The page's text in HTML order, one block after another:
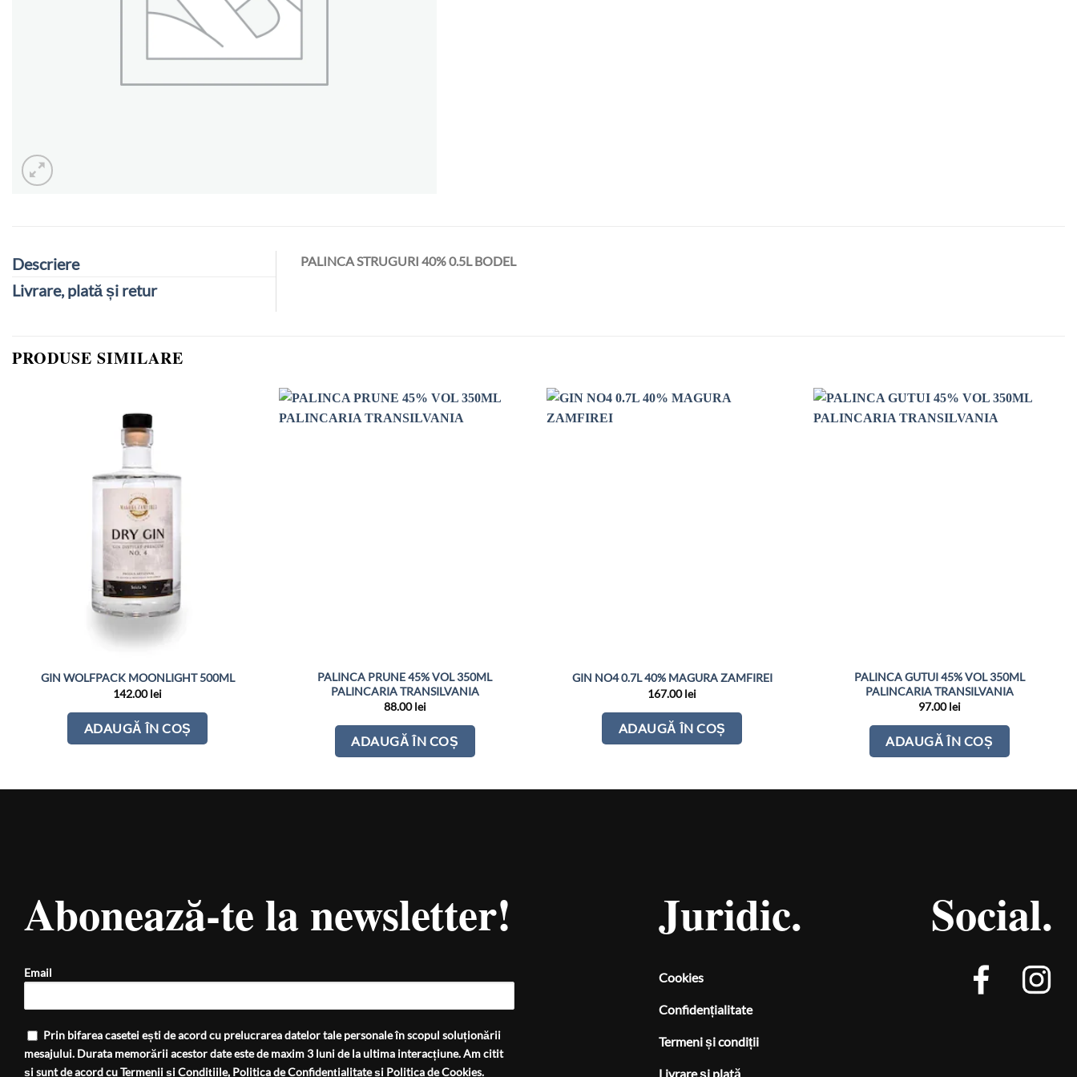
Descriere
Livrare, plată și retur
PALINCA STRUGURI 40% 0.5L BODEL
PRODUSE SIMILARE
GIN WOLFPACK MOONLIGHT 500ML
142.00lei
ADAUGĂ ÎN COȘ
PALINCA PRUNE 45% VOL 350ML
PALINCARIA TRANSILVANIA
88.00lei
ADAUGĂ ÎN COȘ
GIN NO4 0.7L 40% MAGURA ZAMFIREI
167.00lei
ADAUGĂ ÎN COȘ
PALINCA GUTUI 45% VOL 350ML
PALINCARIA TRANSILVANIA
97.00lei
ADAUGĂ ÎN COȘ
Abonează-te la newsletter!
Email
Prin bifarea casetei ești de acord cu prelucrarea datelor tale personale în scopul soluționării
mesajului. Durata memorării acestor date este de maxim 3 luni de la ultima interacțiune. Am citit
și sunt de acord cuTermenii și Condițiile, Politica de Confidențialitateși Politica de Cookies.
Juridic.
Cookies
Confidențialitate
Termeni și condiții
Livrare și plată
Social.